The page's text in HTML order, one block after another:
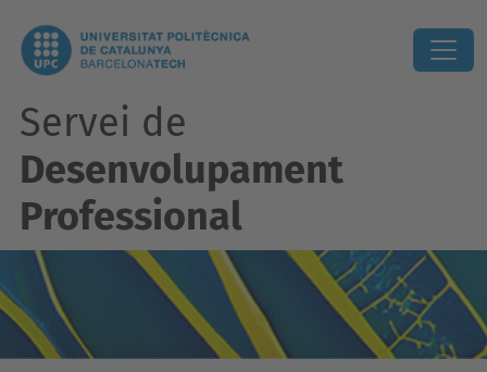
Servei de
Desenvolupament
Professional